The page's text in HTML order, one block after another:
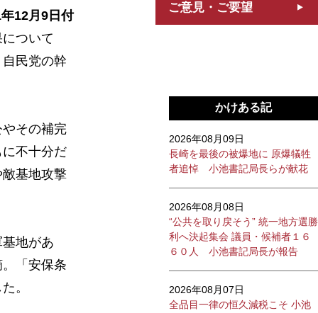
ご意見・ご要望
12月9日付
ついて
民党の幹
その補完
不十分だ
基地攻撃
地があ
「安保条
。
かけある記
2026年08月09日
長崎を最後の被爆地に 原爆犠牲
者追悼 小池書記局長らが献花
2026年08月08日
“公共を取り戻そう” 統一地方選勝
利へ決起集会 議員・候補者１６
６０人 小池書記局長が報告
2026年08月07日
全品目一律の恒久減税こそ 小池